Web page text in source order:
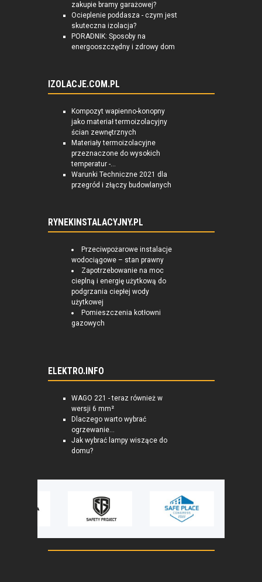
zakupie bramy garażowej?
Ocieplenie poddasza - czym jest
skuteczna izolacja?
PORADNIK: Sposoby na
energooszczędny i zdrowy dom
IZOLACJE.COM.PL
Kompozyt wapienno-konopny
jako materiał termoizolacyjny
ścian zewnętrznych
Materiały termoizolacyjne
przeznaczone do wysokich
temperatur -...
Warunki Techniczne 2021 dla
przegród i złączy budowlanych
RYNEKINSTALACYJNY.PL
Przeciwpożarowe instalacje
wodociągowe – stan prawny
Zapotrzebowanie na moc
cieplną i energię użytkową do
podgrzania ciepłej wody
użytkowej
Pomieszczenia kotłowni
gazowych
ELEKTRO.INFO
WAGO 221 - teraz również w
wersji 6 mm²
Dlaczego warto wybrać
ogrzewanie...
Jak wybrać lampy wiszące do
domu?